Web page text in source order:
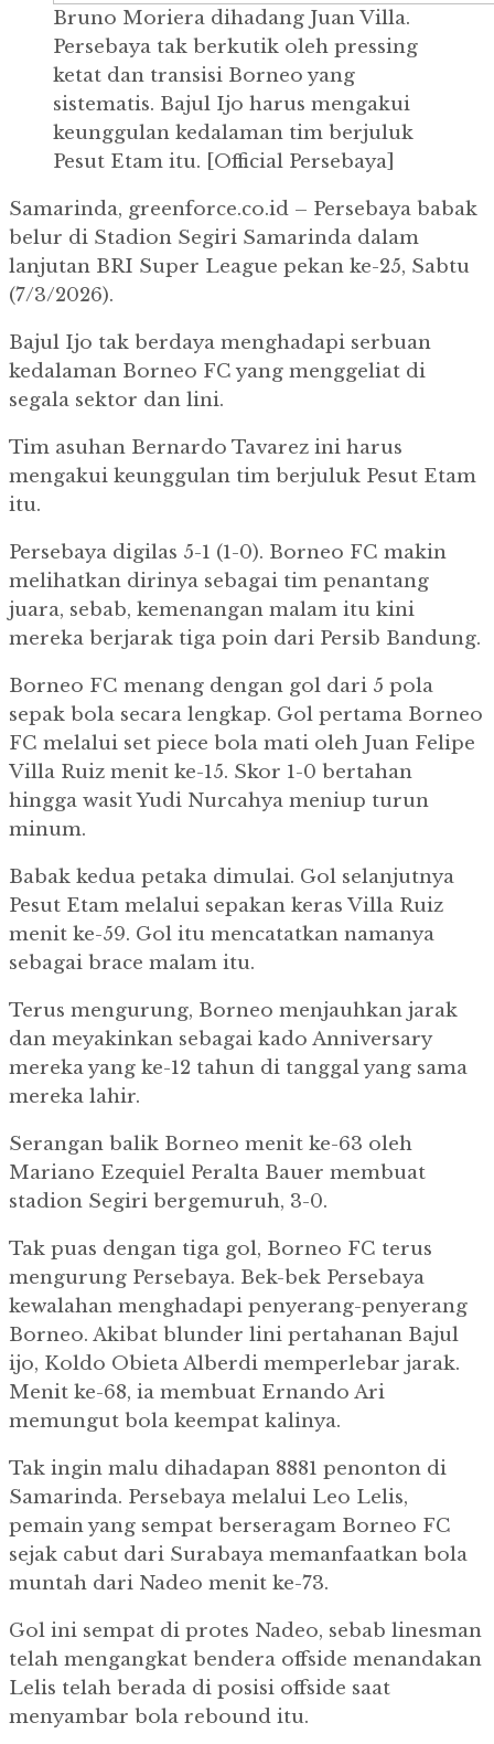
Bruno Moriera dihadang Juan Villa.
Persebaya tak berkutik oleh pressing
ketat dan transisi Borneo yang
sistematis. Bajul Ijo harus mengakui
keunggulan kedalaman tim berjuluk
Pesut Etam itu. [Official Persebaya]
Samarinda, greenforce.co.id – Persebaya babak
belur di Stadion Segiri Samarinda dalam
lanjutan BRI Super League pekan ke-25, Sabtu
(7/3/2026).
Bajul Ijo tak berdaya menghadapi serbuan
kedalaman Borneo FC yang menggeliat di
segala sektor dan lini.
Tim asuhan Bernardo Tavarez ini harus
mengakui keunggulan tim berjuluk Pesut Etam
itu.
Persebaya digilas 5-1 (1-0). Borneo FC makin
melihatkan dirinya sebagai tim penantang
juara, sebab, kemenangan malam itu kini
mereka berjarak tiga poin dari Persib Bandung.
Borneo FC menang dengan gol dari 5 pola
sepak bola secara lengkap. Gol pertama Borneo
FC melalui set piece bola mati oleh Juan Felipe
Villa Ruiz menit ke-15. Skor 1-0 bertahan
hingga wasit Yudi Nurcahya meniup turun
minum.
Babak kedua petaka dimulai. Gol selanjutnya
Pesut Etam melalui sepakan keras Villa Ruiz
menit ke-59. Gol itu mencatatkan namanya
sebagai brace malam itu.
Terus mengurung, Borneo menjauhkan jarak
dan meyakinkan sebagai kado Anniversary
mereka yang ke-12 tahun di tanggal yang sama
mereka lahir.
Serangan balik Borneo menit ke-63 oleh
Mariano Ezequiel Peralta Bauer membuat
stadion Segiri bergemuruh, 3-0.
Tak puas dengan tiga gol, Borneo FC terus
mengurung Persebaya. Bek-bek Persebaya
kewalahan menghadapi penyerang-penyerang
Borneo. Akibat blunder lini pertahanan Bajul
ijo, Koldo Obieta Alberdi memperlebar jarak.
Menit ke-68, ia membuat Ernando Ari
memungut bola keempat kalinya.
Tak ingin malu dihadapan 8881 penonton di
Samarinda. Persebaya melalui Leo Lelis,
pemain yang sempat berseragam Borneo FC
sejak cabut dari Surabaya memanfaatkan bola
muntah dari Nadeo menit ke-73.
Gol ini sempat di protes Nadeo, sebab linesman
telah mengangkat bendera offside menandakan
Lelis telah berada di posisi offside saat
menyambar bola rebound itu.